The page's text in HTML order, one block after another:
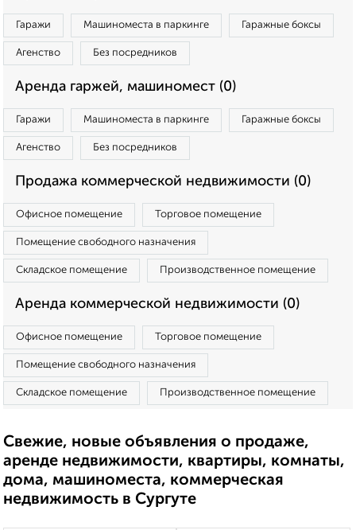
Гаражи Машиноместа в паркинге Гаражные боксы
Агенство Без посредников
Аренда гаржей, машиномест (0)
Гаражи Машиноместа в паркинге Гаражные боксы
Агенство Без посредников
Продажа коммерческой недвижимости (0)
Офисное помещение Торговое помещение
Помещение свободного назначения
Складское помещение Производственное помещение
Аренда коммерческой недвижимости (0)
Офисное помещение Торговое помещение
Помещение свободного назначения
Складское помещение Производственное помещение
Свежие, новые объявления о продаже,
аренде недвижимости, квартиры, комнаты,
дома, машиноместа, коммерческая
недвижимость в Сургуте